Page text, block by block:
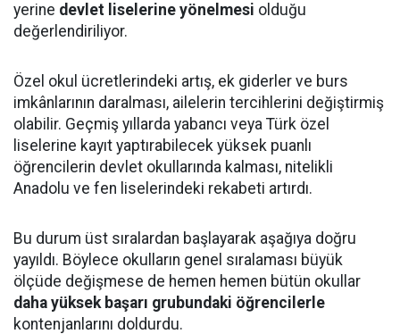
yerine devlet liselerine yönelmesi olduğu
değerlendiriliyor.
Özel okul ücretlerindeki artış, ek giderler ve burs
imkânlarının daralması, ailelerin tercihlerini değiştirmiş
olabilir. Geçmiş yıllarda yabancı veya Türk özel
liselerine kayıt yaptırabilecek yüksek puanlı
öğrencilerin devlet okullarında kalması, nitelikli
Anadolu ve fen liselerindeki rekabeti artırdı.
Bu durum üst sıralardan başlayarak aşağıya doğru
yayıldı. Böylece okulların genel sıralaması büyük
ölçüde değişmese de hemen hemen bütün okullar
daha yüksek başarı grubundaki öğrencilerle
kontenjanlarını doldurdu.